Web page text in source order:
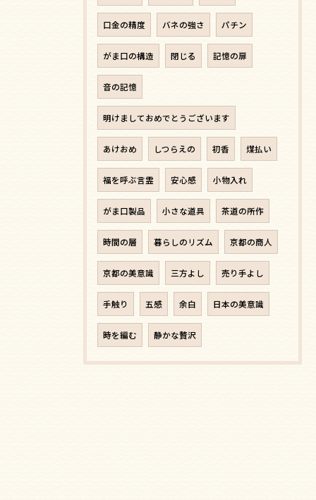
口金の精度 バネの強さ パチン
がま口の構造 閉じる 記憶の扉
音の記憶
明けましておめでとうございます
あけおめ しつらえの 初香 煤払い
福を呼ぶ言霊 安心感 小物入れ
がま口製品 小さな道具 茶道の所作
時間の層 暮らしのリズム 京都の商人
京都の美意識 三方よし 売り手よし
手触り 五感 余白 日本の美意識
時を編む 静かな贅沢